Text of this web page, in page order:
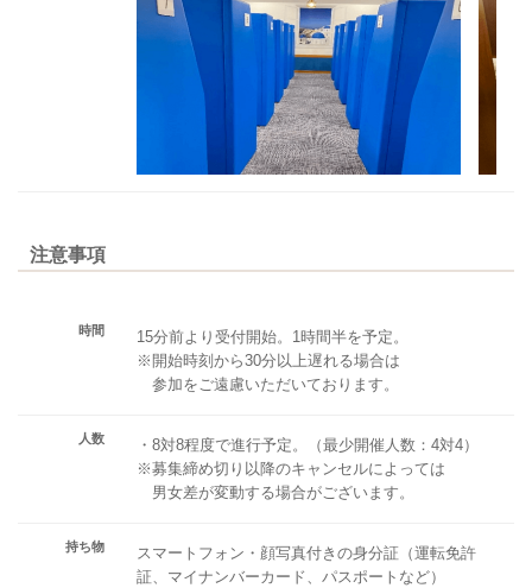
注意事項
時間
15分前より受付開始。1時間半を予定。
※開始時刻から30分以上遅れる場合は
参加をご遠慮いただいております。
人数
・8対8程度で進行予定。（最少開催人数：4対4）
※募集締め切り以降のキャンセルによっては
男女差が変動する場合がございます。
持ち物
スマートフォン・顔写真付きの身分証（運転免許
証、マイナンバーカード、パスポートなど）